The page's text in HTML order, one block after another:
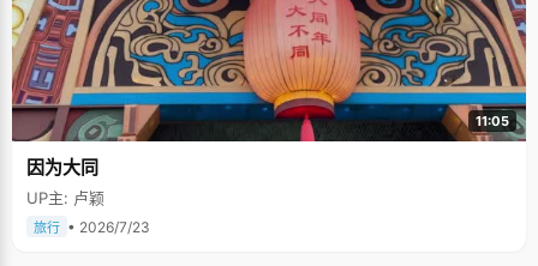
11:05
因为大同
UP主: 卢颖
旅行 • 2026/7/23